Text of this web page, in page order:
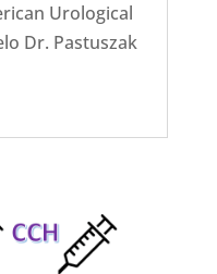
Urological
Dr. Pastuszak